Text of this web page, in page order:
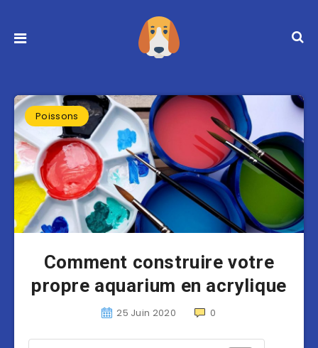
Poissons
Comment construire votre
propre aquarium en acrylique
25 Juin 2020 0